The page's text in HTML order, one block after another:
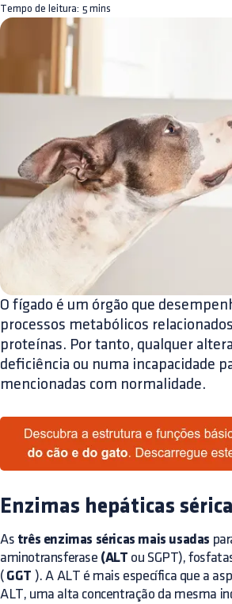
Tempo de leitura: 5 mins
O fígado é um órgão que
processos metabólicos
proteínas. Por tanto, qualquer
deficiência ou numa incapacidade
mencionadas com normalidade.
Enzimas hepáticas
As três enzimas séricas mais usadas
aminotransferase (ALT ou SGPT),
( GGT ). A ALT é mais específica que a
ALT, uma alta concentração da mesma